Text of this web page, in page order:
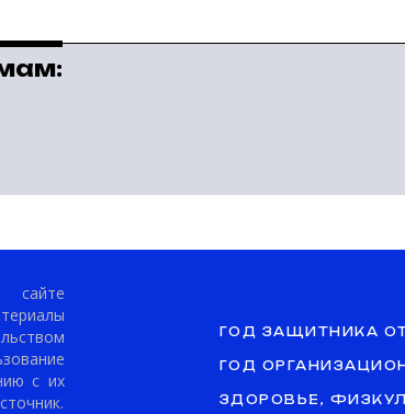
с их
ГОД ЗАЩИТНИКА
ГОД
ЗДОРОВЬЕ,